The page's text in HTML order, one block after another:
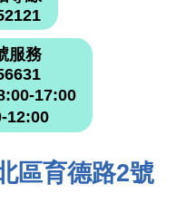
服務
17:00
12:00
區育德路2號